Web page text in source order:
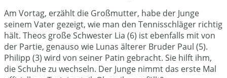
Am Vortag, erzählt die Großmutter, habe der Junge
seinem Vater gezeigt, wie man den Tennisschläger richtig
hält. Theos große Schwester Lia (6) ist ebenfalls mit von
der Partie, genauso wie Lunas älterer Bruder Paul (5).
Philipp (3) wird von seiner Patin gebracht. Sie hilft ihm,
die Schuhe zu wechseln. Der Junge nimmt das erste Mal